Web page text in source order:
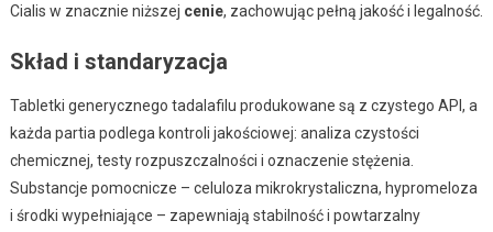
Cialis w znacznie niższej cenie, zachowując pełną jakość i legalność.
Skład i standaryzacja
Tabletki generycznego tadalafilu produkowane są z czystego API, a
każda partia podlega kontroli jakościowej: analiza czystości
chemicznej, testy rozpuszczalności i oznaczenie stężenia.
Substancje pomocnicze – celuloza mikrokrystaliczna, hypromeloza
i środki wypełniające – zapewniają stabilność i powtarzalny